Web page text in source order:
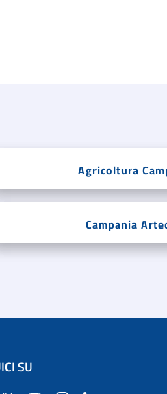
Agricoltura
Campania
SU